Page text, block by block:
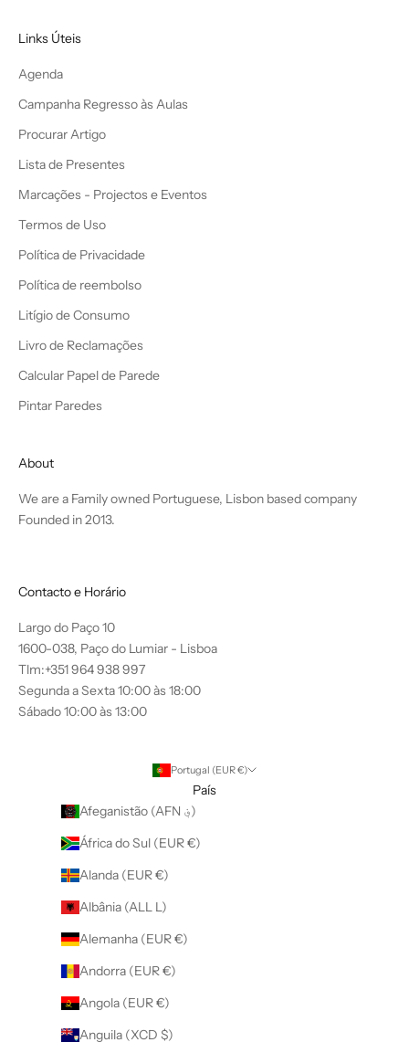
Links Úteis
Agenda
Campanha Regresso às Aulas
Procurar Artigo
Lista de Presentes
Marcações - Projectos e Eventos
Termos de Uso
Política de Privacidade
Política de reembolso
Litígio de Consumo
Livro de Reclamações
Calcular Papel de Parede
Pintar Paredes
About
We are a Family owned Portuguese, Lisbon based company
Founded in 2013.
Contacto e Horário
Largo do Paço 10
1600-038, Paço do Lumiar - Lisboa
Tlm:+351 964 938 997
Segunda a Sexta 10:00 às 18:00
Sábado 10:00 às 13:00
Portugal (EUR €)
País
Afeganistão (AFN ؋)
África do Sul (EUR €)
Alanda (EUR €)
Albânia (ALL L)
Alemanha (EUR €)
Andorra (EUR €)
Angola (EUR €)
Anguila (XCD $)